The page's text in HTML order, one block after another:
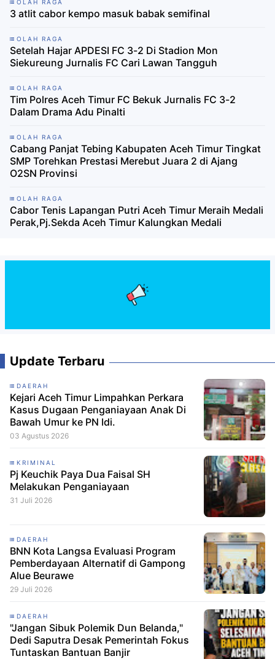
OLAH RAGA
3 atlit cabor kempo masuk babak semifinal
OLAH RAGA
Setelah Hajar APDESI FC 3-2 Di Stadion Mon
Siekureung Jurnalis FC Cari Lawan Tangguh
OLAH RAGA
Tim Polres Aceh Timur FC Bekuk Jurnalis FC 3-2
Dalam Drama Adu Pinalti
OLAH RAGA
Cabang Panjat Tebing Kabupaten Aceh Timur Tingkat
SMP Torehkan Prestasi Merebut Juara 2 di Ajang
O2SN Provinsi
OLAH RAGA
Cabor Tenis Lapangan Putri Aceh Timur Meraih Medali
Perak,Pj.Sekda Aceh Timur Kalungkan Medali
Update Terbaru
DAERAH
Kejari Aceh Timur Limpahkan Perkara
Kasus Dugaan Penganiayaan Anak Di
Bawah Umur ke PN Idi.
03 Agustus 2026
KRIMINAL
Pj Keuchik Paya Dua Faisal SH
Melakukan Penganiayaan
31 Juli 2026
DAERAH
BNN Kota Langsa Evaluasi Program
Pemberdayaan Alternatif di Gampong
Alue Beurawe
29 Juli 2026
DAERAH
"Jangan Sibuk Polemik Dun Belanda,"
Dedi Saputra Desak Pemerintah Fokus
Tuntaskan Bantuan Banjir